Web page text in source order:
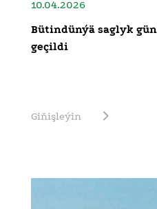
10.04.2026
Bütindünýä saglyk
geçildi
Giňişleýin